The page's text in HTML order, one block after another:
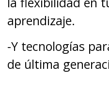
aprendizaje.
-Y tecnologías
de última